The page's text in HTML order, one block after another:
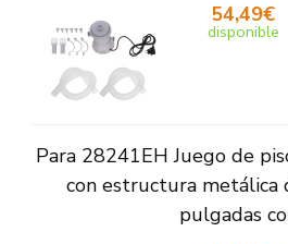
54,49€
disponible
Para 28241EH Juego de
con estructura metálica
pulgadas